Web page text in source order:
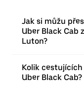
Jak si můžu
Uber Black Cab
Luton?
Kolik
Uber Black Cab?